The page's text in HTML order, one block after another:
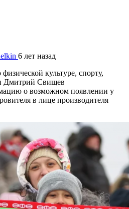
6 лет назад
культуре, спорту,
Дмитрий Свищев
о возможном появлении у
в лице производителя